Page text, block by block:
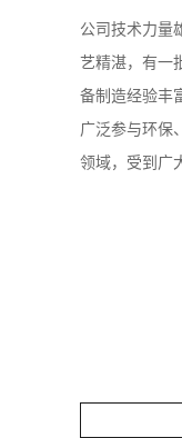
公司技术力量
艺精湛，有一
备制造经验丰
广泛参与环保
领域，受到广
三明